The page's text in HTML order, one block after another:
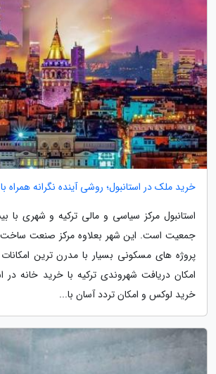
خرید ملک در استانبول؛ روشی آینده نگرانه همراه
جمعیت است. این شهر بعلاوه مرکز صنعت ساخت
پروژه های مسکونی بسیار با مدرن ترین
امکان دریافت شهروندی ترکیه با خرید خانه در
خرید لوکس و امکان تردد آسان با...